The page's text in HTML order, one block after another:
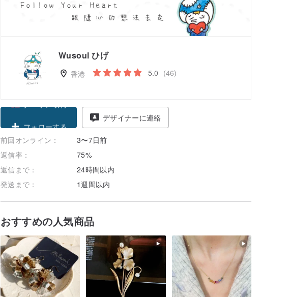
Wusoul ひげ
香港 5.0 (46)
フォローする
デザイナーに連絡
前回オンライン：
3〜7日前
返信率：
75%
返信まで：
24時間以内
発送まで：
1週間以内
おすすめの人気商品